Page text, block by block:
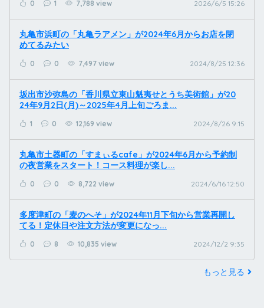
0 1 7,788 view 2026/6/5 15:26
丸亀市浜町の「丸亀ラアメン」が2024年6月からお店を閉
めてるみたい
0 0 7,497 view 2024/8/25 12:36
坂出市沙弥島の「香川県立東山魁夷せとうち美術館」が20
24年9月2日(月)～2025年4月上旬ごろま...
1 0 12,169 view 2024/8/26 9:15
丸亀市土器町の「すまぃるcafe」が2024年6月から予約制
の夜営業をスタート！コース料理が楽し...
0 0 8,722 view 2024/6/16 12:50
多度津町の「麦のへそ」が2024年11月下旬から営業再開し
てる！定休日や注文方法が変更になっ...
0 8 10,835 view 2024/12/2 9:35
もっと見る